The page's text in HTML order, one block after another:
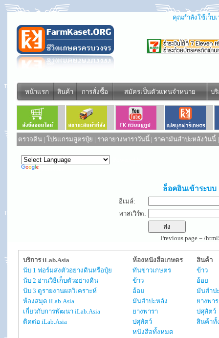
คุณกำลังใช้เว็บ
หน้าแรก สินค้า การสั่งซื้อ สมัครเป็นตัวแทนจำหน่าย บ
ตรวจดิน | โปรแกรมสูตรปุ๋ย | ราคายางพาราวันนี้ | ราคามันสำปะหลังวันนี้
ล็อคอินเข้าระบบ
อีเมล์:
พาสเวิร์ด:
Previous page = /
บริการ iLab.Asia
นับ 1 ฟอร์มส่งตัวอย่างดินหรือปุ๋ย
นับ 2 อ่านวิธีเก็บตัวอย่างดิน
นับ 3 ดูรายงานผลวิเคราะห์
ห้องสมุด iLab.Asia
เกี่ยวกับการพัฒนา iLab.Asia
ติดต่อ iLab.Asia
ห้องหนังสือเกษตร
ทันข่าวเกษตร
ข้าว
อ้อย
มันสำปะหลัง
ยางพารา
ปศุสัตว์
หนังสือทั้งหมด
สินค้า
ข้าว
อ้อย
มันสำป
ยางพา
ปศุสัตว์
สินค้าทั้